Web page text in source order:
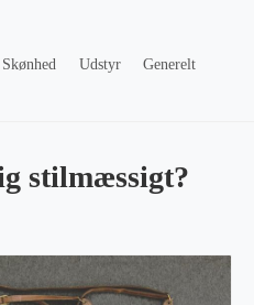
Skønhed Udstyr
Generelt
stilmæssigt?